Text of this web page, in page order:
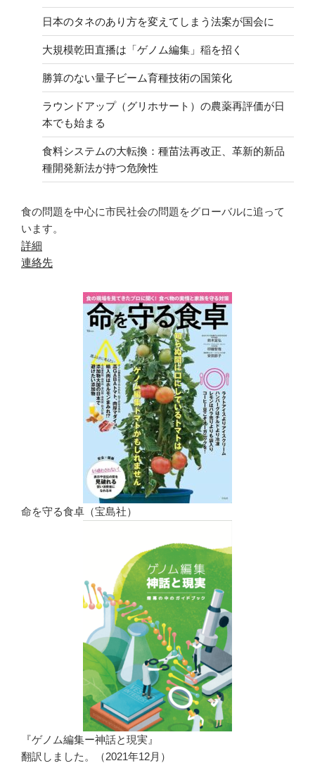
日本のタネのあり方を変えてしまう法案が国会に
大規模乾田直播は「ゲノム編集」稲を招く
勝算のない量子ビーム育種技術の国策化
ラウンドアップ（グリホサート）の農薬再評価が日
本でも始まる
食料システムの大転換：種苗法再改正、革新的新品
種開発新法が持つ危険性
食の問題を中心に市民社会の問題をグローバルに追って
います。
詳細
連絡先
命を守る食卓（宝島社）
『ゲノム編集ー神話と現実』
翻訳しました。（2021年12月）